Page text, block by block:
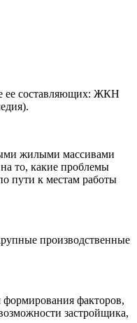
ее составляющих: ЖКН
жилыми массивами
то, какие проблемы
пути к местам работы
производственные
формирования факторов,
застройщика,